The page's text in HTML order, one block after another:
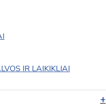
IR LAIKIKLIAI